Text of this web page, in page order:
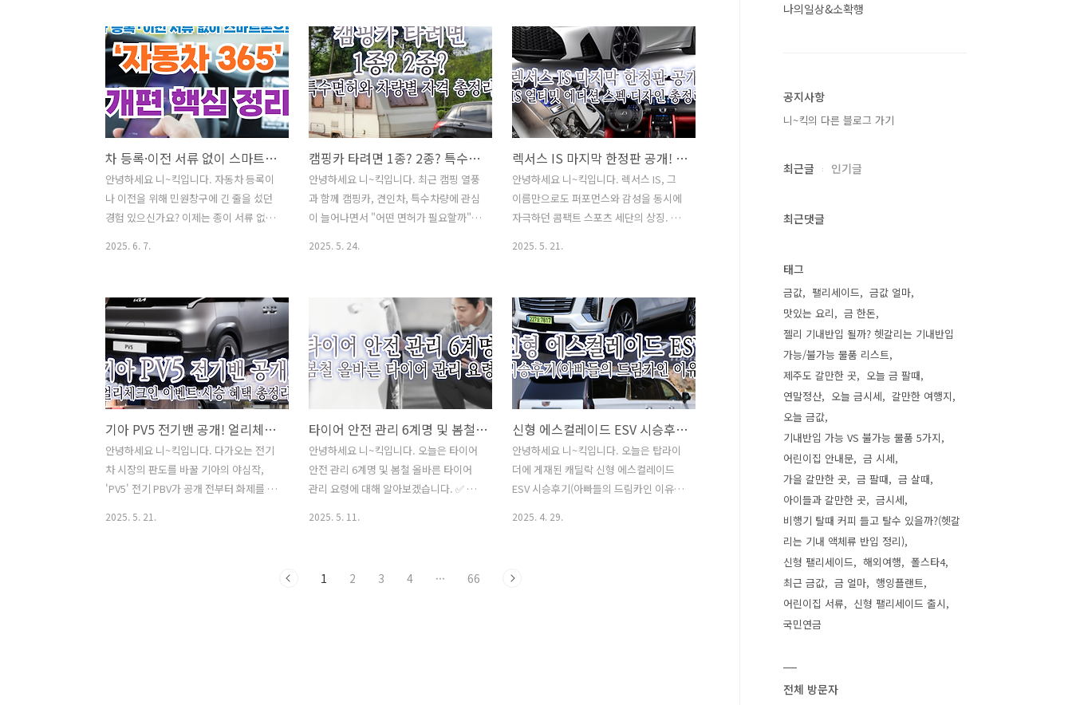
게 따라 할 수 있는 여름철 차량 점검 포인
트와 관리법을 알기 쉽게 정리해 드리겠
습니다. 안전한 여름 드라이브를 위해 지
금 바로 체크해 보세요! ✅ 인기글이사 후
"주소 이전" 간단하게 해결하는 방법❗쌈
채소 종류와 효능을 알아보며 맛있는 고
기 쌈 하세요^^건강진단결과서(보건증)
발급 인터넷 혹은 모바일 발급 방털 안 빠
지는 강아지 종류 Best 8안경 도수 보는
방법 어렵지 않아요채소 비타민(다채) 효
능과 활용 성격유형 테스트(MBTI·애니어
이사 후 "주소 이전" 간단하게 해결하는
방법❗쌈 채소 종류와 효능을 알아보며 맛
있는 고기 쌈 하세요^^건강진단결과서
(보건증)발급 인터넷 혹은 모바일 발급 방
털 안 빠지는 강아지 종류 Best 8안경 도
수 보는방법 어렵지 않아요채소 비타민
(다채) 효능과 활용 성격유형 테스트
(MBTI·애니어그램 검사·D.I.S.C 검사
·OCEAN 테스트)만0세~2세 영아관찰척
도 (어린이집 영아 관찰 및 평가)먹태와 황
태 차이? (명태&황태&먹태) 그리고, 황태
철 꼭 알아야 할 타이어 마모와 공기압 관
리 요령, 그리고 전문가들이 말하는 빗길
사고 예방법까지 모두 알아보겠습니다.
타이어 상태 하나로 내 가족의 생명을 지
킬 수 있습니다. 그럼 바로 타이어 마모와
공기압에 대해 알아보겠습니다. ✅ 인기
글이사 후 "주소 이전" 간단하게 해결하
는 방법❗쌈 채소 종류와 효능을 알아보며
맛있는 고기 쌈 하세요^^건강진단결과서
(보건증)발급 인터넷 혹은 모바일 발급 방
털 안 빠지는 강아지 종류 Best 8안경 도
차 등록·이전 서류 없이 스마트폰으로! ‘자동차 365’ 개편 핵심 정리
안녕하세요 니~킥입니다. 자동차 등록이
나 이전을 위해 민원창구에 긴 줄을 섰던
경험 있으신가요? 이제는 종이 서류 없이,
스템으로 전면 개편해 운영한다고 합니
다. 기존보다 더 편리하고 빠르게 차량 등
록 민원을 처리할 수 있도록 클라우드 기
반 시스템으로 개선된 이번 개편은, 민원
창구 통합부터 전자서식 발급, 모바일 민
원 처리, 간편 인증 로그인, 전자결제 기능
까지 한층 더 진화한 서비스입니다. 그래
서 오늘은 달라지는 주요 기능과 혜택, 이
용 방법까지 상세하게 정리해 드리겠습니
다. ✅ 인기글이사 후 "주소 이전" 간단하
게 해결하는 방법❗쌈 채소 종류와 효능을
2025. 6. 7.
캠핑카 타려면 1종? 2종? 특수면허와 차량별 자격 총정리
안녕하세요 니~킥입니다. 최근 캠핑 열풍
과 함께 캠핑카, 견인차, 특수차량에 관심
이 늘어나면서 "어떤 면허가 필요할까"
다. 오늘은 캠핑카부터 특수차량까지! 운
전면허 종류, 차량별 구분법, 그리고 많이
헷갈리는 견인차 vs 구난차 차이점까지
깔끔하게 정리해 보도록 하겠습니다. ✅
인기글이사 후 "주소 이전" 간단하게 해
결하는 방법❗쌈 채소 종류와 효능을 알아
보며 맛있는 고기 쌈 하세요^^건강진단결
과서(보건증)발급 인터넷 혹은 모바일 발
급 방털 안 빠지는 강아지 종류 Best 8안
경 도수 보는방법 어렵지 않아요채소 비
타민(다채) 효능과 활용 성격유형 테스트
2025. 5. 24.
렉서스 IS 마지막 한정판 공개! IS 얼티밋 에디션 스펙·디자인 총정리
안녕하세요 니~킥입니다. 렉서스 IS, 그
이름만으로도 퍼포먼스와 감성을 동시에
자극하던 콤팩트 스포츠 세단의 상징. 그
생산, 그리고 BBS 19인치 휠과 고성능 브
렘보 브레이크, LFA 감성을 담은 인테리
어까지! 이 모델은 단순한 자동차가 아닌,
IS의 역사와 유산을 기리는 컬렉터 아이템
이라고 할 수 있습니다. 이번 포스팅에서
는 IS 얼티밋 에디션의 스펙, 외관·내장
디자인, 특징, 경쟁 모델과의 비교까지 총
정리해 드리겠습니다. ✅ 인기글이사 후
"주소 이전" 간단하게 해결하는 방법❗쌈
채소 종류와 효능을 알아보며 맛있는 고
기 쌈 하세요^^건강진단결과서(보건증)
2025. 5. 21.
기아 PV5 전기밴 공개! 얼리체크인 이벤트·시승 혜택 총정리
안녕하세요 니~킥입니다. 다가오는 전기
차 시장의 판도를 바꿀 기아의 야심작,
'PV5' 전기 PBV가 공개 전부터 화제를 모
2025. 5. 21.
타이어 안전 관리 6계명 및 봄철 올바른 타이어 관리 요령
안녕하세요 니~킥입니다. 오늘은 타이어
안전 관리 6계명 및 봄철 올바른 타이어
관리 요령에 대해 알아보겠습니다. ✅ 인
방털 안 빠지는 강아지 종류 Best 8안경
2025. 5. 11.
신형 에스컬레이드 ESV 시승후기(아빠들의 드림카인 이유)
안녕하세요 니~킥입니다. 오늘은 탑라이
더에 게재된 캐딜락 신형 에스컬레이드
ESV 시승후기(아빠들의 드림카인 이유)
증)발급 인터넷 혹은 모바일 발급 방털 안
2025. 4. 29.
1 2 3 4 ··· 66
나의일상&소확행
공지사항
니~킥의 다른 블로그 가기
최근글 인기글
최근댓글
태그
금값 팰리세이드
금값 얼마
맛있는 요리
금 한돈
젤리 기내반입 될까? 헷갈리는 기내반입
가능/불가능 물품 리스트
제주도 갈만한 곳
오늘 금 팔때
연말정산
오늘 금시세
갈만한 여행지
오늘 금값
기내반입 가능 VS 불가능 물품 5가지
어린이집 안내문
금 시세
가을 갈만한 곳
금 팔때
금 살때
아이들과 갈만한 곳
금시세
비행기 탈때 커피 들고 탈수 있을까?(헷갈
리는 기내 액체류 반입 정리)
신형 팰리세이드
해외여행
폴스타4
최근 금값
금 얼마
행잉플랜트
어린이집 서류
신형 팰리세이드 출시
국민연금
전체 방문자